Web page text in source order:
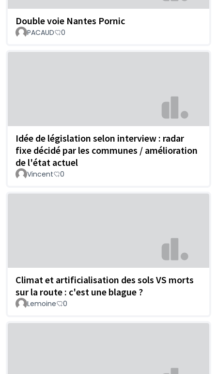
Double voie Nantes Pornic
PACAUD 0
Idée de législation selon interview : radar
fixe décidé par les communes / amélioration
de l'état actuel
Vincent 0
Climat et artificialisation des sols VS morts
sur la route : c'est une blague ?
Lemoine 0